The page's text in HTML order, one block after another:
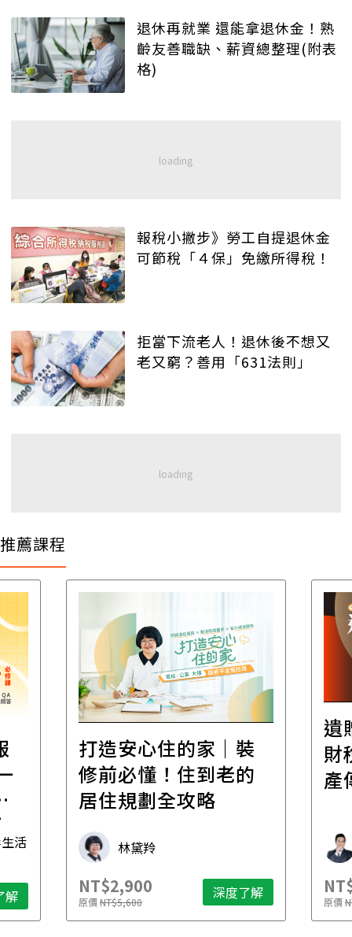
退休再就業 還能拿退休金！熟
齡友善職缺、薪資總整理(附表
格)
報稅小撇步》勞工自提退休金
可節稅「４保」免繳所得稅！
拒當下流老人！退休後不想又
老又窮？善用「631法則」
推薦課程
活
解
打造安心住的家｜裝
修前必懂！住到老的
居住規劃全攻略
林黛羚
NT$2,900
原價NT$5,600 深度了解
遺
財
產
原價